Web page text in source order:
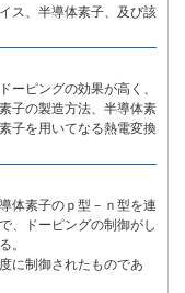
ス、半導体素子、及び該
ーピングの効果が高く、
子の製造方法、半導体素
子を用いてなる熱電変換
体素子のｐ型－ｎ型を連
、ドーピングの制御がし
。
に制御されたものであ